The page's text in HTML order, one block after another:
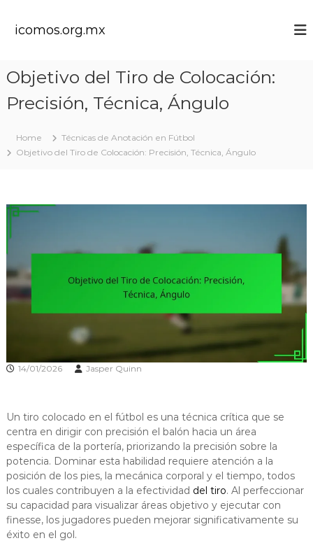
icomos.org.mx
Objetivo del Tiro de Colocación:
Precisión, Técnica, Ángulo
Home
Técnicas de Anotación en Fútbol
Objetivo del Tiro de Colocación: Precisión, Técnica, Ángulo
14/01/2026 Jasper Quinn
Un tiro colocado en el fútbol es una técnica crítica que se
centra en dirigir con precisión el balón hacia un área
específica de la portería, priorizando la precisión sobre la
potencia. Dominar esta habilidad requiere atención a la
posición de los pies, la mecánica corporal y el tiempo, todos
los cuales contribuyen a la efectividad del tiro. Al perfeccionar
su capacidad para visualizar áreas objetivo y ejecutar con
finesse, los jugadores pueden mejorar significativamente su
éxito en el gol.